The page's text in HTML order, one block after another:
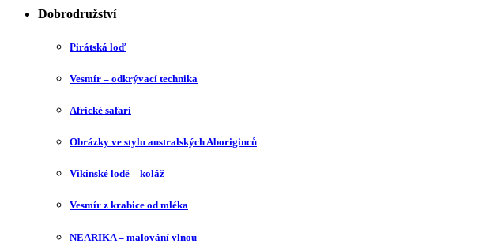
Dobrodružství
Pirátská loď
Vesmír – odkrývací technika
Africké safari
Obrázky ve stylu australských Aboriginců
Vikinské lodě – koláž
Vesmír z krabice od mléka
NEARIKA – malování vlnou